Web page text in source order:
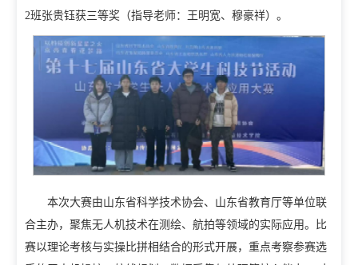
学校概况
学校简介 现任领导 校徽校训校风
校庆日
学院规划
党建工作
招生就业
组织机构
2班张贵钰获三等奖（指导老师：王明宽、穆豪祥）。
本次大赛由山东省科学技术协会、山东省教育厅等单位联
合主办，聚焦无人机技术在测绘、航拍等领域的实际应用。比
赛以理论考核与实操比拼相结合的形式开展，重点考察参赛选